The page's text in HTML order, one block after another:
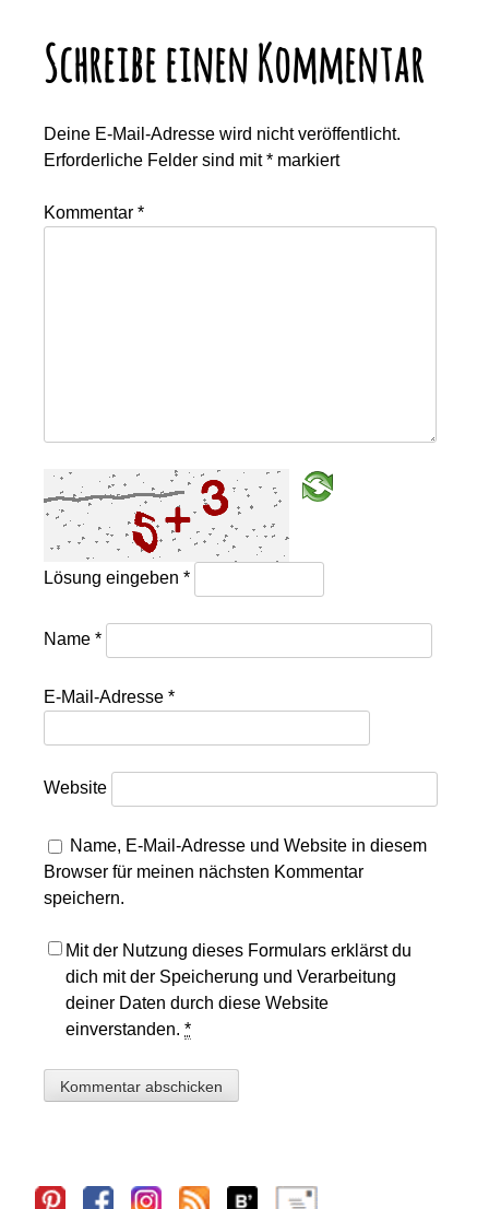
Schreibe einen Kommentar
Deine E-Mail-Adresse wird nicht veröffentlicht.
Erforderliche Felder sind mit* markiert
Kommentar*
Lösung eingeben*
Name*
E-Mail-Adresse*
Website
Name, E-Mail-Adresse und Website in diesem
Browser für meinen nächsten Kommentar
speichern.
Mit der Nutzung dieses Formulars erklärst du
dich mit der Speicherung und Verarbeitung
deiner Daten durch diese Website
einverstanden.*
Sidebar